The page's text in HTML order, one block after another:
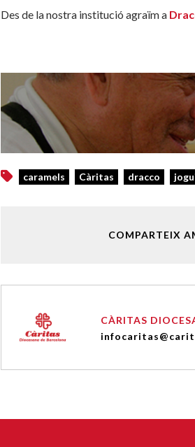
Des de la nostra institució agraïm a
caramels Càritas dracco
COMPARTEIX
CÀRITAS